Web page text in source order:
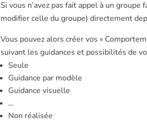
Si vous n’avez pas fait appel à un
modifier celle du groupe) directement
Vous pouvez alors créer vos «
suivant les guidances et possibilités de
Seule
Guidance par modèle
Guidance visuelle
…
Non réalisée